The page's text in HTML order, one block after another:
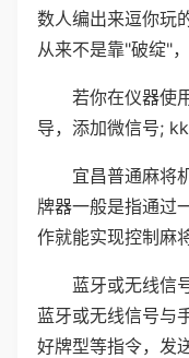
数人编出来逗你玩
从来不是靠"破绽"
若你在仪器使
导，添加微信号;
宜昌普通麻将
牌器一般是指通过
作就能实现控制麻
蓝牙或无线信
蓝牙或无线信号与
好牌型等指令，发